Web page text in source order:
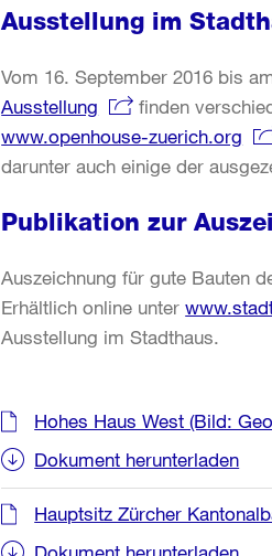
Ausstellung im
Vom 16. September 2016 bis
Ausstellung
finden
www.openhouse-zuerich.org
darunter auch einige der
Publikation zur
Auszeichnung für gute Bauten
Erhältlich online unter
Ausstellung im Stadthaus.
Weitere
Informationen
Hohes Haus West (Bild:
Dokument herunterladen
Hauptsitz Zürcher